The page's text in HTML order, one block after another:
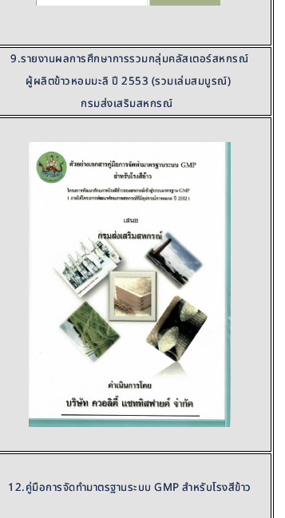
9.รายงานผลการศึกษาการรวมกลุ่มคลัสเตอร์สหกรณ์
ผู้ผลิตข้าวหอมมะลิ ปี 2553 (รวมเล่มสมบูรณ์)
กรมส่งเสริมสหกรณ์
12.คู่มือการจัดทำมาตรฐานระบบ GMP สำหรับโรงสีข้าว